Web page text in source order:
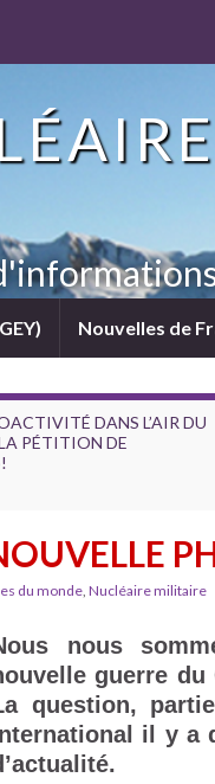
Nouvelles de
DANS L’AIR DU
PÉTITION DE
du monde, Nucléaire militaire
nous
guerre
question,
il y a